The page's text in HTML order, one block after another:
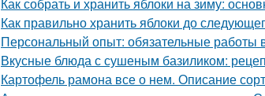
Как правильно хранить яблоки до
Персональный опыт: обязательные работы
Вкусные блюда с сушеным базиликом:
Картофель рамона все о нем. Описание